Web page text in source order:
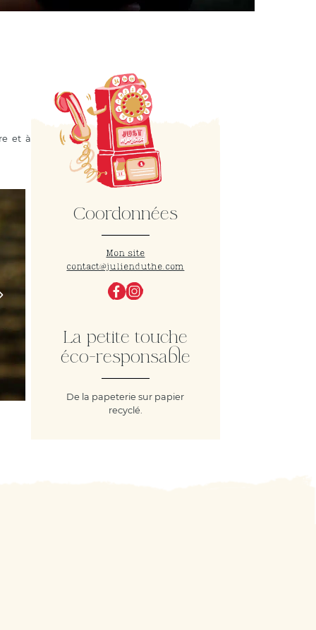
et à
Coordonnées
Mon site
contact@julienduthe.com
La petite touche
éco-responsable
De la papeterie sur papier
recyclé.